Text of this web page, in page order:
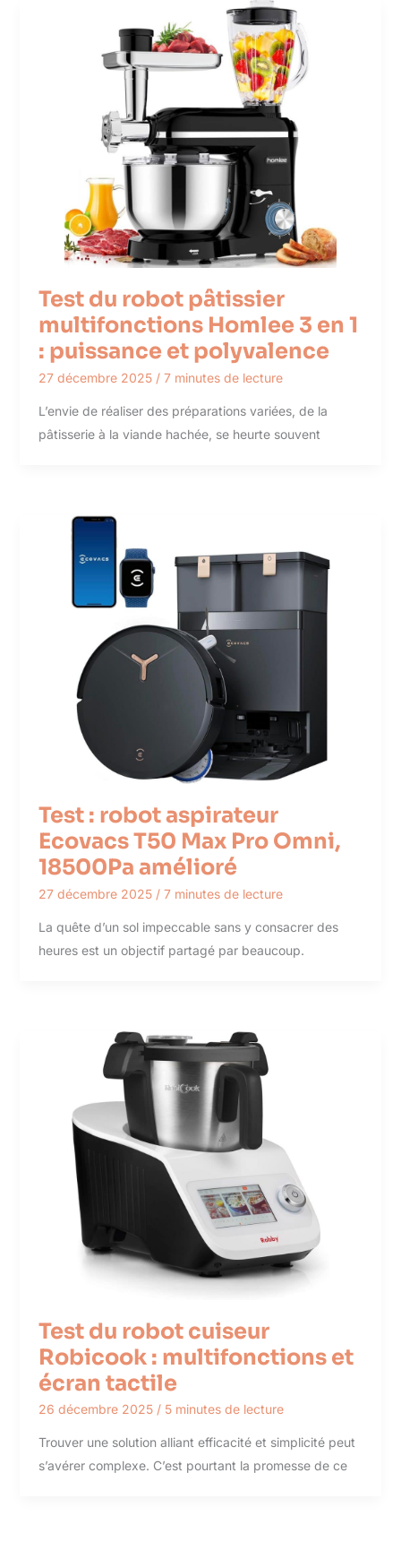
Test du robot pâtissier
multifonctions Homlee 3 en 1
: puissance et polyvalence
27 décembre 2025 / 7 minutes de lecture
L’envie de réaliser des préparations variées, de la
pâtisserie à la viande hachée, se heurte souvent
Test : robot aspirateur
Ecovacs T50 Max Pro Omni,
18500Pa amélioré
27 décembre 2025 / 7 minutes de lecture
La quête d’un sol impeccable sans y consacrer des
heures est un objectif partagé par beaucoup.
Test du robot cuiseur
Robicook : multifonctions et
écran tactile
26 décembre 2025 / 5 minutes de lecture
Trouver une solution alliant efficacité et simplicité peut
s’avérer complexe. C’est pourtant la promesse de ce